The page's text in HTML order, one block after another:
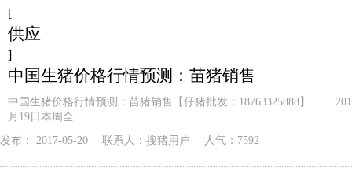
[
供应
]
中国生猪价格行情预测：苗猪销售
中国生猪价格行情预测：苗猪销售【仔猪批发：18763325888】
月19日本周全
发布： 2017-05-20 联系人： 搜猪用户 人气：7592